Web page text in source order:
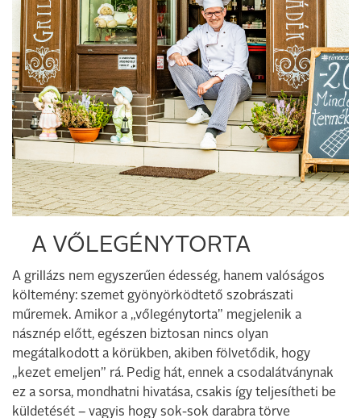
A VŐLEGÉNYTORTA
A grillázs nem egyszerűen édesség, hanem valóságos
költemény: szemet gyönyörködtető szobrászati
műremek. Amikor a „vőlegénytorta” megjelenik a
násznép előtt, egészen biztosan nincs olyan
megátalkodott a körükben, akiben fölvetődik, hogy
„kezet emeljen” rá. Pedig hát, ennek a csodalátványnak
ez a sorsa, mondhatni hivatása, csakis így teljesítheti be
küldetését – vagyis hogy sok-sok darabra törve